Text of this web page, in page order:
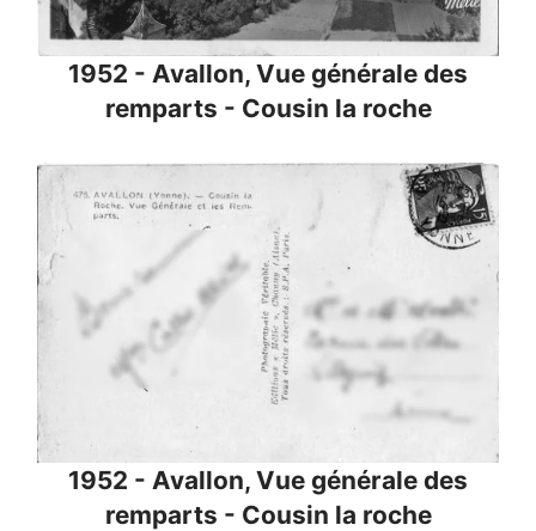
1952 - Avallon, Vue générale des
remparts - Cousin la roche
1952 - Avallon, Vue générale des
remparts - Cousin la roche